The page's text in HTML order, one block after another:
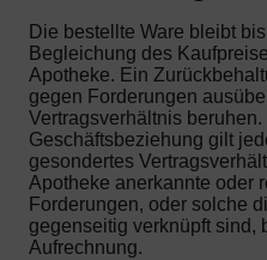
Die bestellte Ware bleibt
Begleichung des
Apotheke. Ein
gegen Forderungen
Vertragsverhältnis
Geschäftsbeziehung gilt
gesondertes
Apotheke anerkannte oder
Forderungen, oder solche
gegenseitig verknüpft sind,
Aufrechnung.